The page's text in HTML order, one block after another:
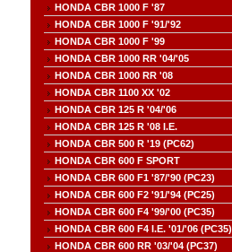
HONDA CBR 1000 F '87
HONDA CBR 1000 F '91/'92
HONDA CBR 1000 F '99
HONDA CBR 1000 RR '04/'05
HONDA CBR 1000 RR '08
HONDA CBR 1100 XX '02
HONDA CBR 125 R '04/'06
HONDA CBR 125 R '08 I.E.
HONDA CBR 500 R '19 (PC62)
HONDA CBR 600 F SPORT
HONDA CBR 600 F1 '87/'90 (PC23)
HONDA CBR 600 F2 '91/'94 (PC25)
HONDA CBR 600 F4 '99/'00 (PC35)
HONDA CBR 600 F4 I.E. '01/'06 (PC35)
HONDA CBR 600 RR '03/'04 (PC37)